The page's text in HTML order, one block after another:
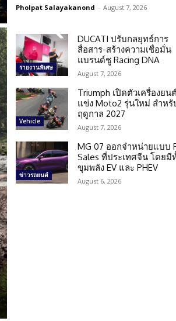
Pholpat Salayakanond - August 7, 2026
รายงานพิเศษ
DUCATI ปรับกลยุทธ์การ
สื่อสาร-สร้างความเชื่อมั่น
แบรนด์ชู Racing DNA
August 7, 2026
Vehicle
Triumph เปิดตัวเครื่องยน
แข่ง Moto2 รุ่นใหม่ สำหรั
ฤดูกาล 2027
August 7, 2026
ข่าวรถยนต์
MG 07 ออกจำหน่ายแบบ
Sales ที่ประเทศจีน โดยมี
ขุมพลัง EV และ PHEV
August 6, 2026